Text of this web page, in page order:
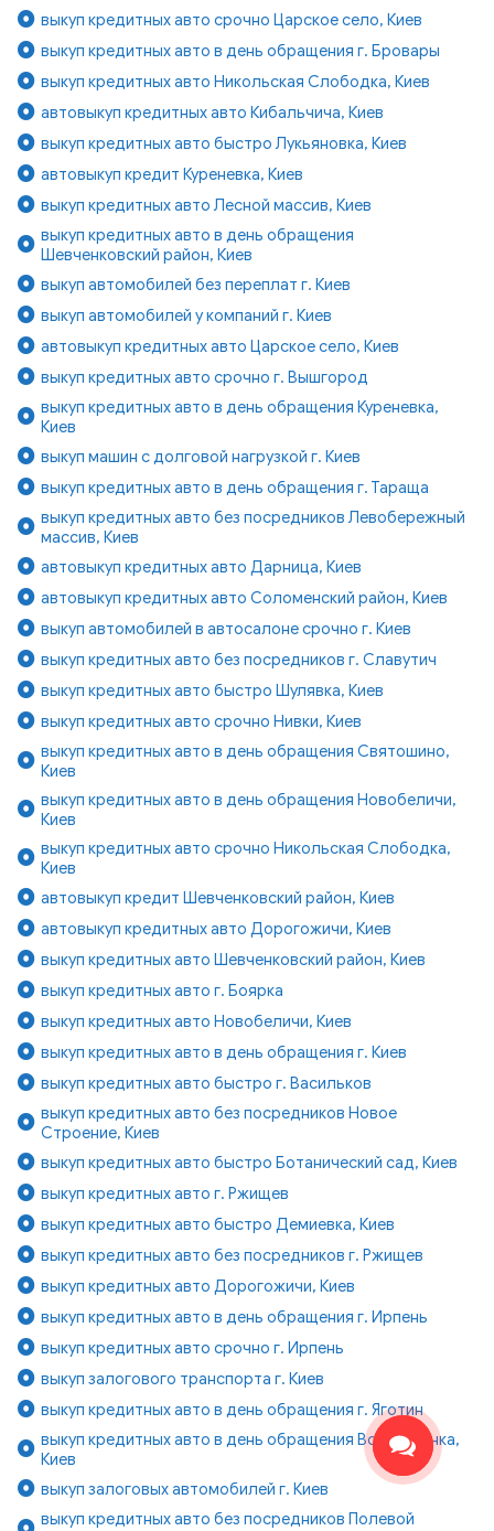
выкуп кредитных авто срочно Царское село, Киев
выкуп кредитных авто в день обращения г. Бровары
выкуп кредитных авто Никольская Слободка, Киев
автовыкуп кредитных авто Кибальчича, Киев
выкуп кредитных авто быстро Лукьяновка, Киев
автовыкуп кредит Куреневка, Киев
выкуп кредитных авто Лесной массив, Киев
выкуп кредитных авто в день обращения
Шевченковский район, Киев
выкуп автомобилей без переплат г. Киев
выкуп автомобилей у компаний г. Киев
автовыкуп кредитных авто Царское село, Киев
выкуп кредитных авто срочно г. Вышгород
выкуп кредитных авто в день обращения Куреневка,
Киев
выкуп машин с долговой нагрузкой г. Киев
выкуп кредитных авто в день обращения г. Тараща
выкуп кредитных авто без посредников Левобережный
массив, Киев
автовыкуп кредитных авто Дарница, Киев
автовыкуп кредитных авто Соломенский район, Киев
выкуп автомобилей в автосалоне срочно г. Киев
выкуп кредитных авто без посредников г. Славутич
выкуп кредитных авто быстро Шулявка, Киев
выкуп кредитных авто срочно Нивки, Киев
выкуп кредитных авто в день обращения Святошино,
Киев
выкуп кредитных авто в день обращения Новобеличи,
Киев
выкуп кредитных авто срочно Никольская Слободка,
Киев
автовыкуп кредит Шевченковский район, Киев
автовыкуп кредитных авто Дорогожичи, Киев
выкуп кредитных авто Шевченковский район, Киев
выкуп кредитных авто г. Боярка
выкуп кредитных авто Новобеличи, Киев
выкуп кредитных авто в день обращения г. Киев
выкуп кредитных авто быстро г. Васильков
выкуп кредитных авто без посредников Новое
Строение, Киев
выкуп кредитных авто быстро Ботанический сад, Киев
выкуп кредитных авто г. Ржищев
выкуп кредитных авто быстро Демиевка, Киев
выкуп кредитных авто без посредников г. Ржищев
выкуп кредитных авто Дорогожичи, Киев
выкуп кредитных авто в день обращения г. Ирпень
выкуп кредитных авто срочно г. Ирпень
выкуп залогового транспорта г. Киев
выкуп кредитных авто в день обращения г. Яготин
выкуп кредитных авто в день обращения Воскресенка,
Киев
выкуп залоговых автомобилей г. Киев
выкуп кредитных авто без посредников Полевой